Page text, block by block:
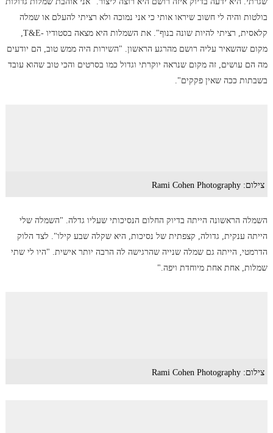
בולטות והיה לי חשוב שיראו אותי כי אני נמוכה ולא רציתי להעלם או שמלה
קלאסית, רציתי להיות שונה בנוף". את השמלות היא מצאה בסטודיו -T&E,
מקום שהשאיר עליה רושם מהרגע הראשון. "השירות היה ממש טוב, הם יודעים
מה הם עושים, זה מקום שנראה יוקרתי וגדול כמו בסרטים והכי טוב שהוא עובד
בשבתות ככה שאין פקקים".
צילום: Rami Cohen Photography
השמלה הראשונה הייתה בדיוק החלום הנסיכותי שעליו גדלה. "השמלה שלי
הייתה ענקית, גדולה, קצפתית של נסיכות, היא שקלה שבע קילו". לצד הלוק
הדרמטי, הייתה גם שמלה שנייה שהרגישה לה הרבה יותר אישית. "היו לי שתי
שמלות, אחת אחת מיוחדת ויפה."
צילום: Rami Cohen Photography